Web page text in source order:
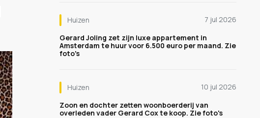
Huizen
7 jul 2026
Gerard Joling zet zijn luxe appartement in
Amsterdam te huur voor 6.500 euro per maand. Zie
foto's
Huizen
10 jul 2026
Zoon en dochter zetten woonboerderij van
overleden vader Gerard Cox te koop. Zie foto's